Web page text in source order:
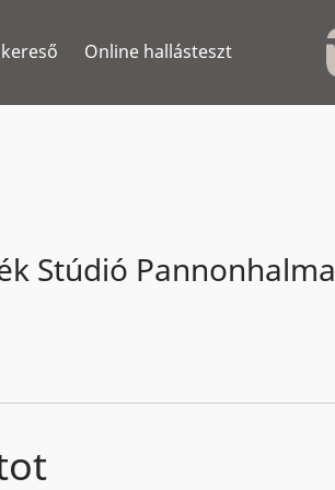
Online hallásteszt
Stúdió Pannonhalma